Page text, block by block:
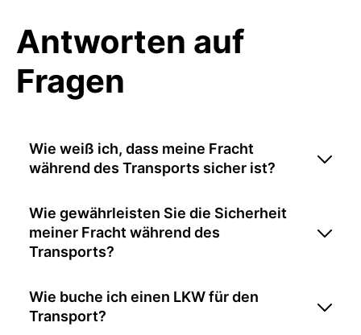
Antworten auf
Fragen
Wie weiß ich, dass meine Fracht
während des Transports sicher ist?
Wie gewährleisten Sie die Sicherheit
meiner Fracht während des
Transports?
Wie buche ich einen LKW für den
Transport?